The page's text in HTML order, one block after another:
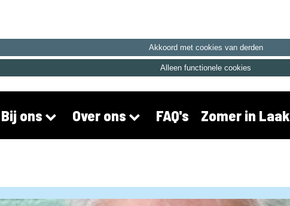
Akkoord met cookies van derden
Alleen functionele cookies
Bij ons Over ons FAQ's Zomer in Laak